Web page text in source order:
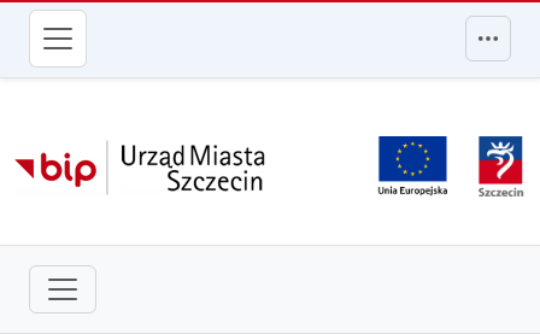
przejdź do głównego menu